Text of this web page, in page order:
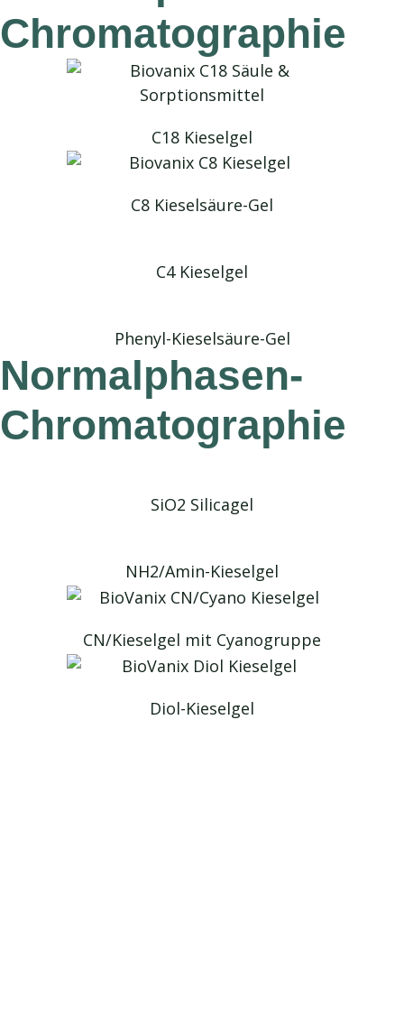
Chromatographie
C18 Kieselgel
C8 Kieselsäure-Gel
C4 Kieselgel
Phenyl-Kieselsäure-Gel
Normalphasen-
Chromatographie
SiO2 Silicagel
NH2/Amin-Kieselgel
CN/Kieselgel mit Cyanogruppe
Diol-Kieselgel